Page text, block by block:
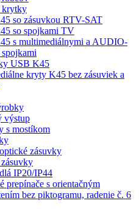
krytky
so zásuvkou RTV-SAT
so spojkami TV
s multimediálnymi a AUDIO-
USB K45
kryty K45 bez zásuviek a
výstup
s mostíkom
zásuvky
IP20/IP44
prepínače s orientačným
bez piktogramu, radenie č. 6